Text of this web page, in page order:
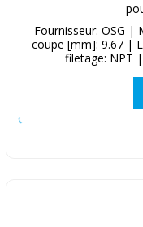
Fournisseur: OSG
coupe [mm]: 9.67 |
filetage: NPT